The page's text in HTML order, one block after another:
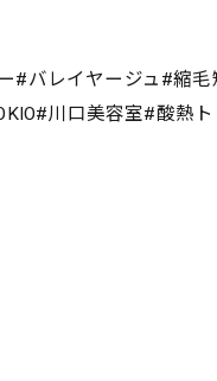
バレイヤージュ#縮
川口美容室#酸熱